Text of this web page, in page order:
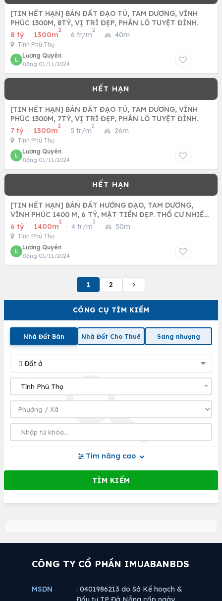
CÔNG CỤ TÌM KIẾM
Nhà Đất Bán Nhà Đất Cho Thuê Sang nhượng
Đất ở
Tìm nâng cao
[TIN HẾT HẠN] BÁN ĐẤT ĐẠO TÚ, TAM DƯƠNG, VĨNH
PHÚC 1300M, 8TỶ, VỊ TRÍ ĐẸP, PHÂN LÔ TUYỆT ĐỈNH.
8 tỷ · 1300m
2
· 6 tr/m
2
· 40m
Tỉnh Phú Thọ
L
Lương Quyên
Đăng 01/11/2024
[TIN HẾT HẠN] BÁN ĐẤT ĐẠO TÚ, TAM DƯƠNG, VĨNH
PHÚC 1300M, 7TỶ, VỊ TRÍ ĐẸP, PHÂN LÔ TUYỆT ĐỈNH.
7 tỷ · 1300m
2
· 5 tr/m
2
· 26m
Tỉnh Phú Thọ
L
Lương Quyên
Đăng 01/11/2024
[TIN HẾT HẠN] BÁN ĐẤT HƯỚNG ĐẠO, TAM DƯƠNG,
VĨNH PHÚC 1400 M, 6 TỶ, MẶT TIỀN ĐẸP. THỔ CƯ NHIỀU,
PHÂN LÔ TUYỆT
6 tỷ · 1400m
2
· 4 tr/m
2
· 50m
Tỉnh Phú Thọ
L
Lương Quyên
Đăng 01/11/2024
1 2
CÔNG TY CỔ PHẦN IMUABANBDS
MSDN
: 0401986213 do Sở Kế hoạch &